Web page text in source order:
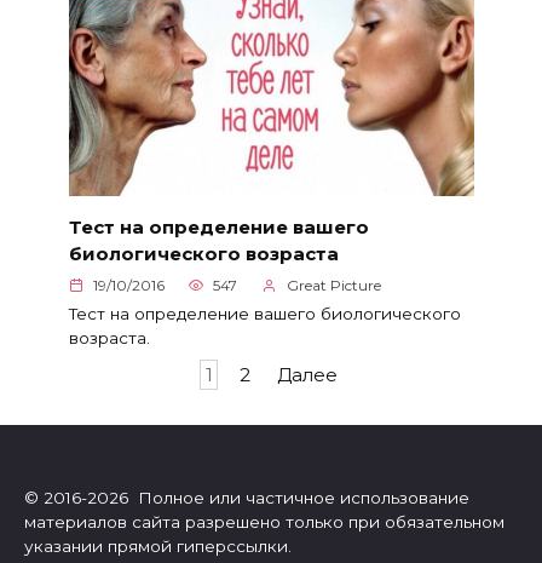
Тест на определение вашего
биологического возраста
19/10/2016 547 Great Picture
Тест на определение вашего биологического
возраста.
1 2 Далее
© 2016-2026 Полное или частичное использование
материалов сайта разрешено только при обязательном
указании прямой гиперссылки.